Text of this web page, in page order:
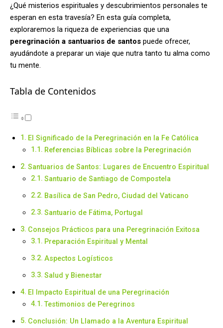
¿Qué misterios espirituales y descubrimientos personales te
esperan en esta travesía? En esta guía completa,
exploraremos la riqueza de experiencias que una
peregrinación a santuarios de santos puede ofrecer,
ayudándote a preparar un viaje que nutra tanto tu alma como
tu mente.
Tabla de Contenidos
El Significado de la Peregrinación en la Fe Católica
Referencias Bíblicas sobre la Peregrinación
Santuarios de Santos: Lugares de Encuentro Espiritual
Santuario de Santiago de Compostela
Basílica de San Pedro, Ciudad del Vaticano
Santuario de Fátima, Portugal
Consejos Prácticos para una Peregrinación Exitosa
Preparación Espiritual y Mental
Aspectos Logísticos
Salud y Bienestar
El Impacto Espiritual de una Peregrinación
Testimonios de Peregrinos
Conclusión: Un Llamado a la Aventura Espiritual